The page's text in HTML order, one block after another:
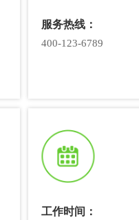
服务热线：
400-123-6789
工作时间：